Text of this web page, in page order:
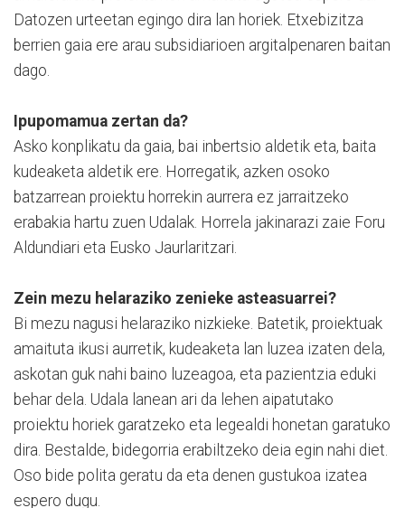
Datozen urteetan egingo dira lan horiek. Etxebizitza
berrien gaia ere arau subsidiarioen argitalpenaren baitan
dago.
Ipupomamua zertan da?
Asko konplikatu da gaia, bai inbertsio aldetik eta, baita
kudeaketa aldetik ere. Horregatik, azken osoko
batzarrean proiektu horrekin aurrera ez jarraitzeko
erabakia hartu zuen Udalak. Horrela jakinarazi zaie Foru
Aldundiari eta Eusko Jaurlaritzari.
Zein mezu helaraziko zenieke asteasuarrei?
Bi mezu nagusi helaraziko nizkieke. Batetik, proiektuak
amaituta ikusi aurretik, kudeaketa lan luzea izaten dela,
askotan guk nahi baino luzeagoa, eta pazientzia eduki
behar dela. Udala lanean ari da lehen aipatutako
proiektu horiek garatzeko eta legealdi honetan garatuko
dira. Bestalde, bidegorria erabiltzeko deia egin nahi diet.
Oso bide polita geratu da eta denen gustukoa izatea
espero dugu.